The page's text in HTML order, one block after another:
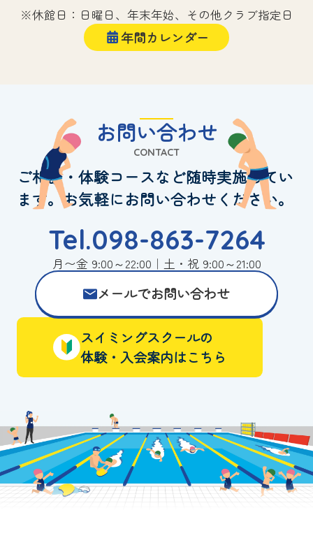
※休館日：日曜日、年末年始、その他クラブ指定日
年間カレンダー
お問い合わせ
CONTACT
ご相談・体験コースなど随時実施してい
ます。お気軽にお問い合わせください。
Tel.098-863-7264
月〜金 9:00～22:00｜土・祝 9:00～21:00
メールでお問い合わせ
スイミングスクールの
体験・入会案内はこちら